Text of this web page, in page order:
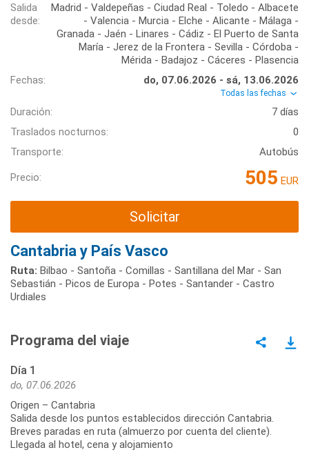
Salida
desde:
Madrid - Valdepeñas - Ciudad Real - Toledo - Albacete
- Valencia - Murcia - Elche - Alicante - Málaga -
Granada - Jaén - Linares - Cádiz - El Puerto de Santa
María - Jerez de la Frontera - Sevilla - Córdoba -
Mérida - Badajoz - Cáceres - Plasencia
Fechas:
do, 07.06.2026 - sá, 13.06.2026
Todas las fechas
Duración:
7 días
Traslados nocturnos:
0
Transporte:
Autobús
Precio: 505 EUR
Solicitar
Cantabria y País Vasco
Ruta: Bilbao - Santoña - Comillas - Santillana del Mar - San
Sebastián - Picos de Europa - Potes - Santander - Castro
Urdiales
Programa del viaje
Día 1
do, 07.06.2026
Origen – Cantabria
Salida desde los puntos establecidos dirección Cantabria.
Breves paradas en ruta (almuerzo por cuenta del cliente).
Llegada al hotel, cena y alojamiento